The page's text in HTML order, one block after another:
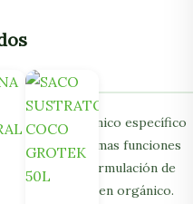
vitamínico específico
las mismas funciones
con una formulación de
Grotek de origen orgánico.